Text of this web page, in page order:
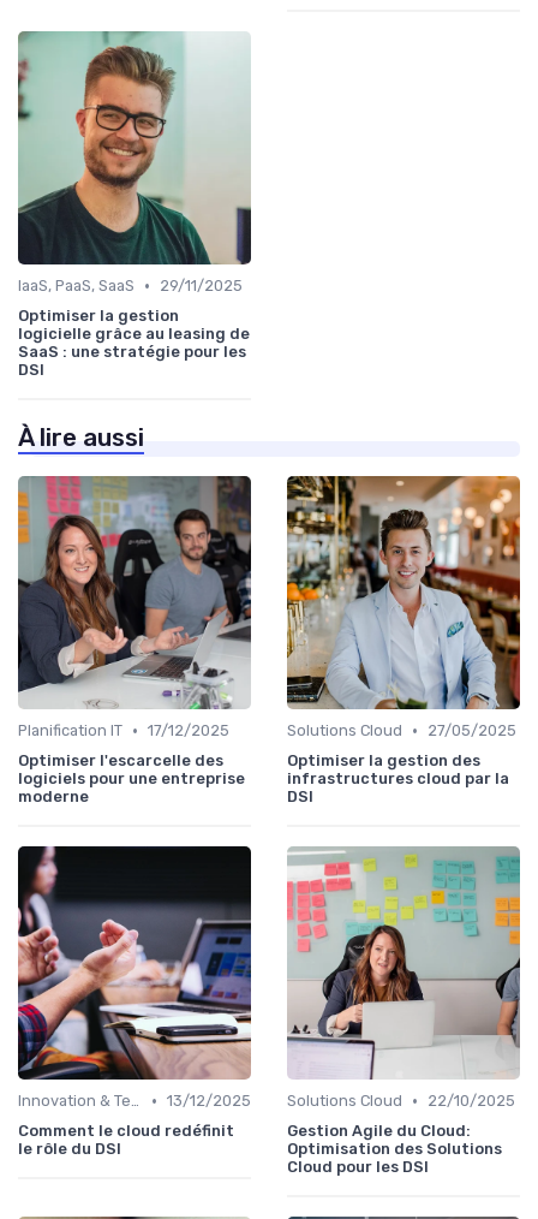
IaaS, PaaS, SaaS •
29/11/2025
Optimiser la gestion
logicielle grâce au leasing de
SaaS : une stratégie pour les
DSI
À lire aussi
Planification IT • 17/12/2025
Optimiser l'escarcelle des
logiciels pour une entreprise
moderne
Solutions Cloud •
27/05/2025
Optimiser la gestion des
infrastructures cloud par la
DSI
Innovation & Tendances • 13/12/2025
Comment le cloud redéfinit
le rôle du DSI
Solutions Cloud •
22/10/2025
Gestion Agile du Cloud:
Optimisation des Solutions
Cloud pour les DSI